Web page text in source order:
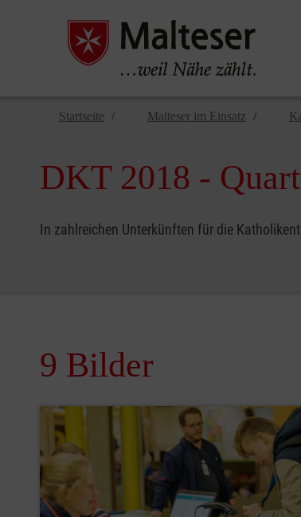
Startseite Malteser im Einsatz
DKT 2018 -
In zahlreichen Unterkünften für die
9 Bilder